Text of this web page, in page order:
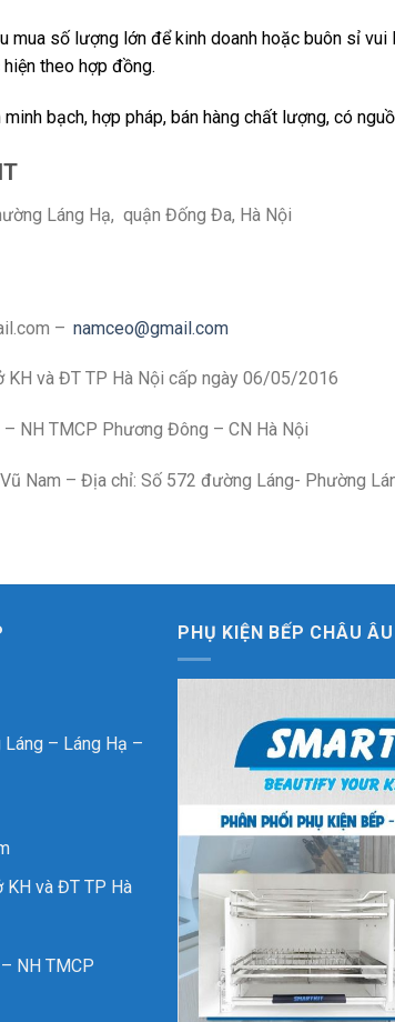
mua số lượng lớn để kinh doanh hoặc buôn sỉ
theo hợp đồng.
bạch, hợp pháp, bán hàng chất lượng, có
Láng Hạ, quận Đống Đa, Hà Nội
– namceo@gmail.com
KH và ĐT TP Hà Nội cấp ngày 06/05/2016
NH TMCP Phương Đông – CN Hà Nội
Nam – Địa chỉ: Số 572 đường Láng- Phường
– Láng Hạ –
và ĐT TP Hà
NH TMCP
PHỤ KIỆN BẾP CHÂU ÂU